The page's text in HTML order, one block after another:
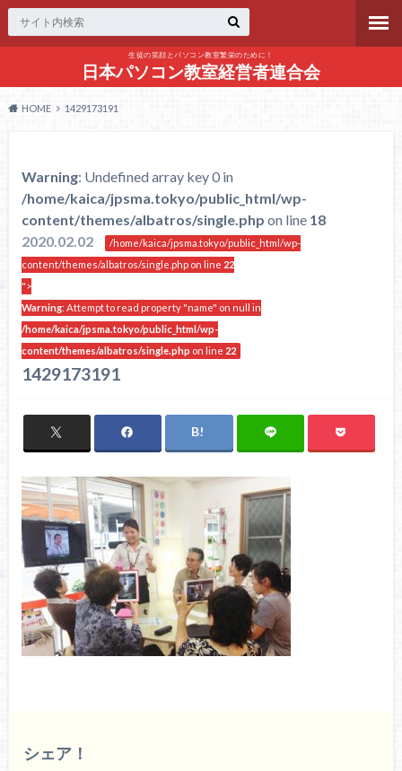
生徒の笑顔とパソコン教室繁栄のために！
日本パソコン教室経営者連合会
HOME 1429173191
Warning: Undefined array key 0 in
/home/kaica/jpsma.tokyo/public_html/wp-
content/themes/albatros/single.php on line 18
2020.02.02
/home/kaica/jpsma.tokyo/public_html/wp-
content/themes/albatros/single.php on line 22
">
Warning: Attempt to read property "name" on null in
/home/kaica/jpsma.tokyo/public_html/wp-
content/themes/albatros/single.php on line 22
1429173191
シェア！